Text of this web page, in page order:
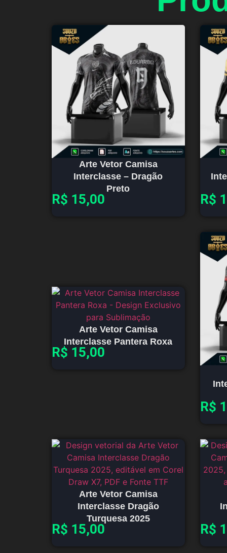
Arte Vetor Camisa
Interclasse – Dragão
Preto
R$ 15,00 R$
Arte Vetor Camisa
Interclasse Pantera Roxa
R$ 15,00
R$
Arte Vetor Camisa
Interclasse Dragão
Turquesa 2025
R$ 15,00 R$